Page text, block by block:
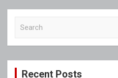
c
Recent Posts